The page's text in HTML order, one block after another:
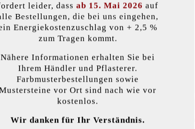
Produktbeschreibung
um Ihnen die bestmögliche Funktionalität bieten zu können...
Nur funktionale Cookies akzeptieren Alle
leider, dass ab 15. Mai 2026 auf
Bestellungen, die bei uns eingehen,
Energiekostenzuschlag von + 2,5 %
zum Tragen kommt.
Nähere Informationen erhalten Sie bei
Ihrem Händler und Pflasterer.
Farbmusterbestellungen sowie
vor Ort sind nach wie vor
kostenlos.
Wir danken für Ihr Verständnis.